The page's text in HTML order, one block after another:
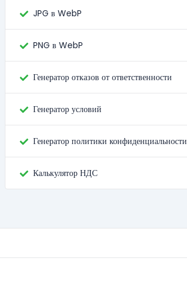
JPG в WebP
PNG в WebP
Генератор отказов от ответственности
Генератор условий
Генератор политики конфиденциальности
Калькулятор НДС